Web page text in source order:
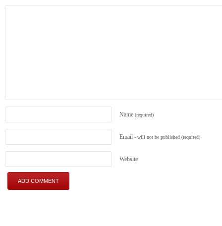
Name (required)
Email - will not be published (required)
Website